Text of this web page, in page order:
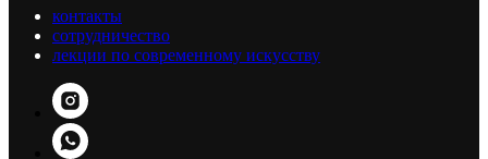
контакты
сотрудничество
лекции по современному искусству